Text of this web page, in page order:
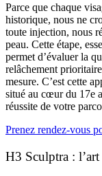
Parce que chaque
historique, nous ne
toute injection, nous
peau. Cette étape,
permet d’évaluer la
relâchement
mesure. C’est cette
situé au cœur du 17e
réussite de votre
Prenez rendez-vous
H3 Sculptra :